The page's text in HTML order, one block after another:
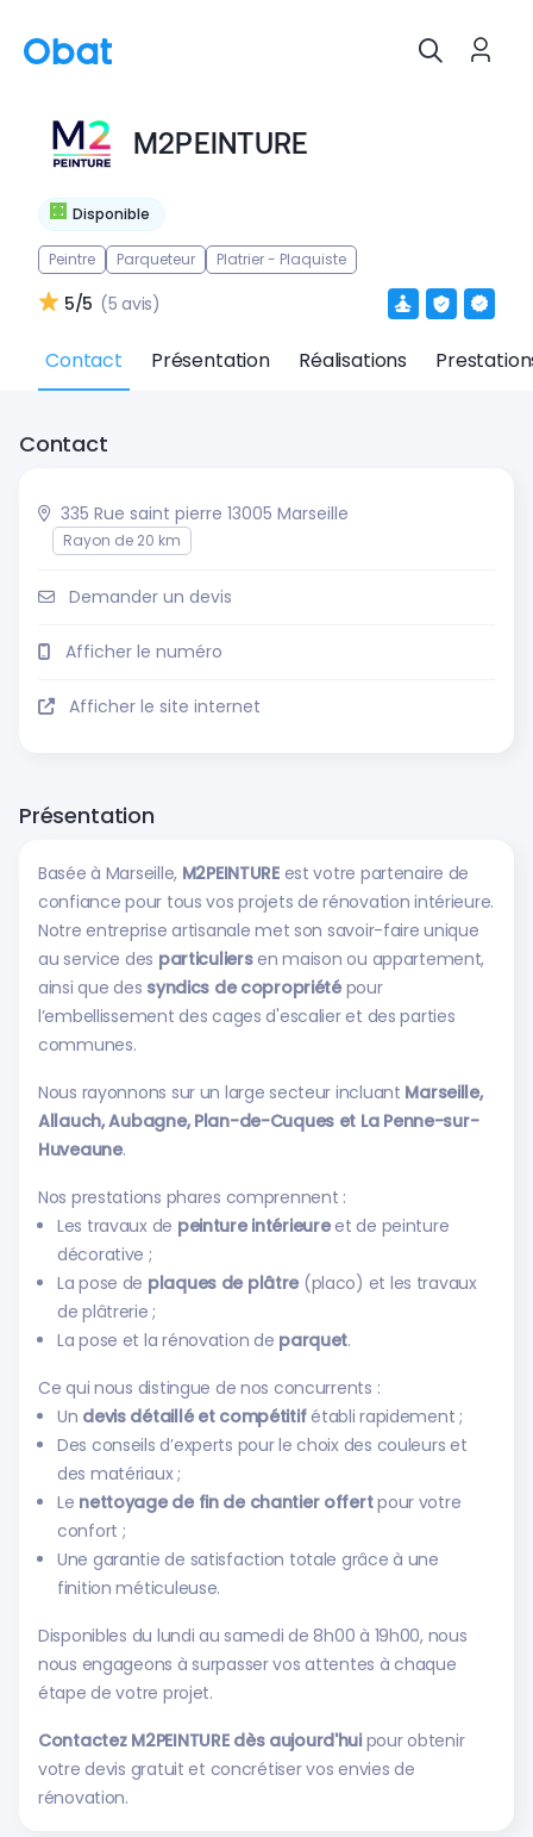
Disponible
M2PEINTURE
Peintre Parqueteur Platrier - Plaquiste
5/5 (5 avis)
Contact Présentation Réalisations
Contact
335 Rue saint pierre 13005 Marseille
Rayon de 20 km
Demander un devis
Afficher le numéro
Afficher le site internet
Présentation
Basée à Marseille, M2PEINTUREest votre partenaire de
confiance pour tous vos projets de rénovation intérieure.
Notre entreprise artisanale met son savoir-faire unique
au service des particuliersen maison ou appartement,
ainsi que des syndics de copropriétépour
l’embellissement des cages d'escalier et des parties
communes.
Nous rayonnons sur un large secteur incluant Marseille,
Allauch, Aubagne, Plan-de-Cuques et La Penne-sur-
Huveaune.
Nos prestations phares comprennent :
Les travaux de peinture intérieureet de peinture
décorative ;
La pose de plaques de plâtre (placo) et les travaux
de plâtrerie ;
La pose et la rénovation de parquet.
Ce qui nous distingue de nos concurrents :
Un devis détaillé et compétitifétabli rapidement ;
Des conseils d’experts pour le choix des couleurs et
des matériaux ;
Le nettoyage de fin de chantier offertpour votre
confort ;
Une garantie de satisfaction totale grâce à une
finition méticuleuse.
Disponibles du lundi au samedi de 8h00 à 19h00, nous
nous engageons à surpasser vos attentes à chaque
étape de votre projet.
Contactez M2PEINTURE dès aujourd'huipour obtenir
votre devis gratuit et concrétiser vos envies de
rénovation.